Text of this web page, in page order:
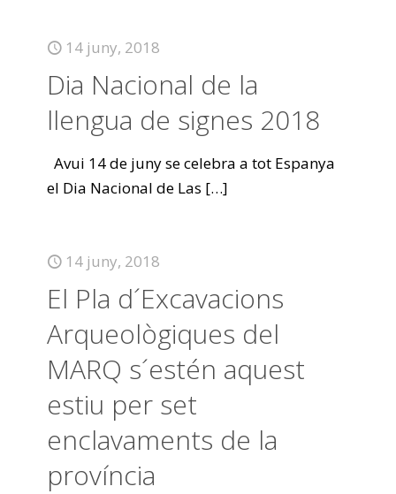
14 juny, 2018
Dia Nacional de la
llengua de signes 2018
Avui 14 de juny se celebra a tot Espanya
el Dia Nacional de Las […]
14 juny, 2018
El Pla d´Excavacions
Arqueològiques del
MARQ s´estén aquest
estiu per set
enclavaments de la
província